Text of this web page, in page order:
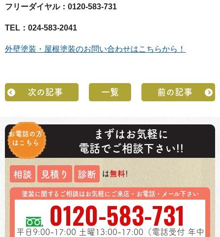
フリーダイヤル：0120-583-731
TEL：024-583-2041
外壁塗装・屋根塗装のお問い合わせはこちらから！
次の記事 一覧 前の記事
お電話の方
はこちら
まずはお気軽に
電話でご相談下さい!!
相談 見積り 診断 は無料!
塗装に関するご相談はお気軽にご来店・お電話・メール下さい
0120-583-731
平日9:00-17:00 土曜13:00-17:00（電話受付 年中